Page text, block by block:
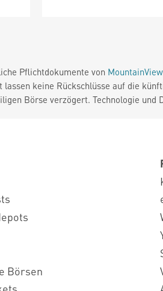
Pflichtdokumente von MountainView
keine Rückschlüsse auf die
Börse verzögert. Technologie und
Börsen